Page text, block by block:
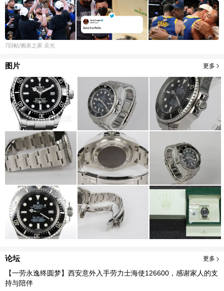
7回帖/腕表之家 吴光
图片 更多
论坛 更多
【一劳永逸终圆梦】西安意外入手劳力士海使126600，感谢家人的支
持与陪伴